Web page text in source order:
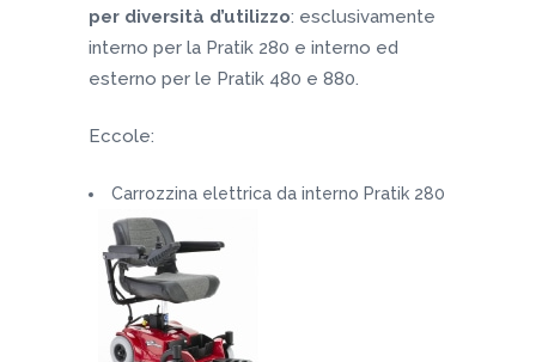
per diversità d’utilizzo: esclusivamente
interno per la Pratik 280 e interno ed
esterno per le Pratik 480 e 880.
Eccole:
Carrozzina elettrica da interno Pratik 280